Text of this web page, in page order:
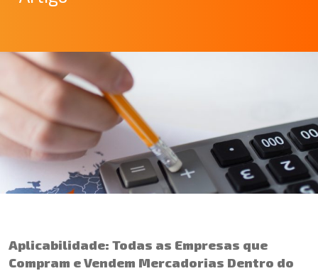
Aplicabilidade: Todas as Empresas que
Compram e Vendem Mercadorias Dentro do